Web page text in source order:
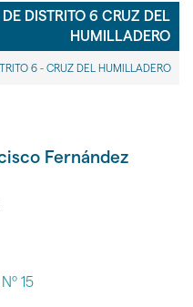
DISTRITO 6 CRUZ DEL
HUMILLADERO
6 - CRUZ DEL HUMILLADERO
Fernández
15